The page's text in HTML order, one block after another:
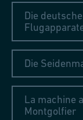
Die
Die
La machine
Montgolfier